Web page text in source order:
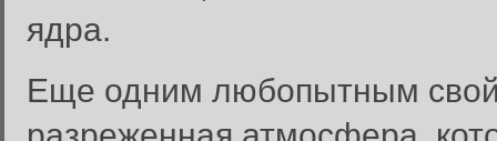
ядра.
Еще одним любопытным